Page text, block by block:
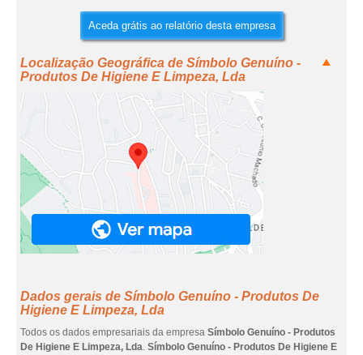
Aceda grátis ao relatório desta empresa
Localização Geográfica de Símbolo Genuíno -
Produtos De Higiene E Limpeza, Lda
Dados gerais de Símbolo Genuíno - Produtos De
Higiene E Limpeza, Lda
Todos os dados empresariais da empresa Símbolo Genuíno - Produtos
De Higiene E Limpeza, Lda. Símbolo Genuíno - Produtos De Higiene E